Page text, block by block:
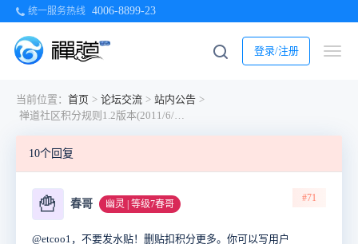
统一服务热线 4006-8899-23
登录/注册
当前位置： 首页 > 论坛交流 > 站内公告 >
禅道社区积分规则1.2版本(2011/6/26)
10个回复
🍟 春哥 幽灵 | 等级7春哥
#71
@etcoo1，不要发水贴！删贴扣积分更多。你可以写用户